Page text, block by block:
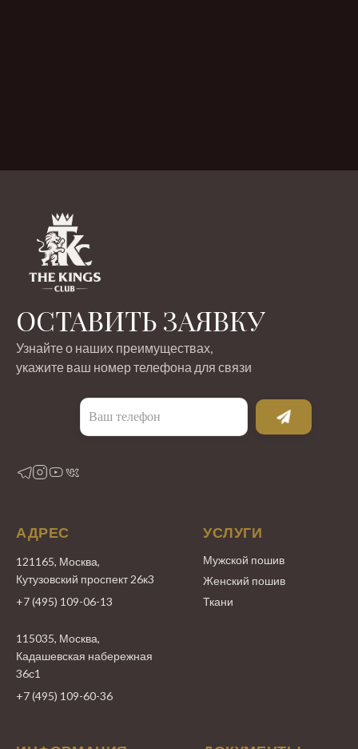
ОСТАВИТЬ ЗАЯВКУ
Узнайте о наших преимуществах,
укажите ваш номер телефона для связи
АДРЕС
121165, Москва,
Кутузовский проспект 26к3
+7 (495) 109-06-13
115035, Москва,
Кадашевская набережная
36с1
+7 (495) 109-60-36
УСЛУГИ
Мужской пошив
Женский пошив
Ткани